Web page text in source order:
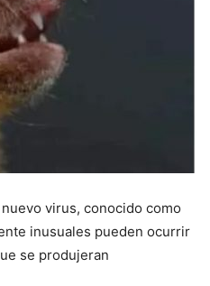
virus, conocido como
inusuales pueden ocurrir
se produjeran